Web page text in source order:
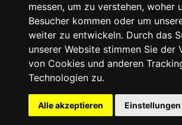
messen, um zu verstehen, woher
Besucher kommen oder um
weiter zu entwickeln. Durch das
unserer Website stimmen Sie der
von Cookies und anderen
Technologien zu.
Alle akzeptieren
09503